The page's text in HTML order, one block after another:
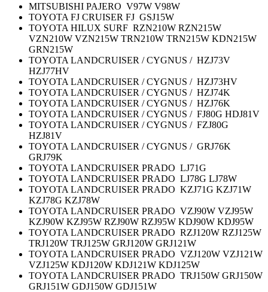
MITSUBISHI PAJERO V97W V98W
TOYOTA FJ CRUISER FJ GSJ15W
TOYOTA HILUX SURF RZN210W RZN215W
VZN210W VZN215W TRN210W TRN215W KDN215W
GRN215W
TOYOTA LANDCRUISER / CYGNUS / HZJ73V
HZJ77HV
TOYOTA LANDCRUISER / CYGNUS / HZJ73HV
TOYOTA LANDCRUISER / CYGNUS / HZJ74K
TOYOTA LANDCRUISER / CYGNUS / HZJ76K
TOYOTA LANDCRUISER / CYGNUS / FJ80G HDJ81V
TOYOTA LANDCRUISER / CYGNUS / FZJ80G
HZJ81V
TOYOTA LANDCRUISER / CYGNUS / GRJ76K
GRJ79K
TOYOTA LANDCRUISER PRADO LJ71G
TOYOTA LANDCRUISER PRADO LJ78G LJ78W
TOYOTA LANDCRUISER PRADO KZJ71G KZJ71W
KZJ78G KZJ78W
TOYOTA LANDCRUISER PRADO VZJ90W VZJ95W
KZJ90W KZJ95W RZJ90W RZJ95W KDJ90W KDJ95W
TOYOTA LANDCRUISER PRADO RZJ120W RZJ125W
TRJ120W TRJ125W GRJ120W GRJ121W
TOYOTA LANDCRUISER PRADO VZJ120W VZJ121W
VZJ125W KDJ120W KDJ121W KDJ125W
TOYOTA LANDCRUISER PRADO TRJ150W GRJ150W
GRJ151W GDJ150W GDJ151W